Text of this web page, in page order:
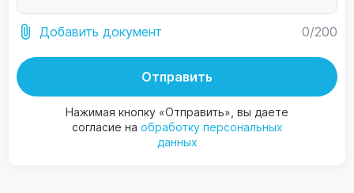
Добавить документ 0/200
Отправить
Нажимая кнопку «Отправить», вы даете
согласие на обработку персональных
данных